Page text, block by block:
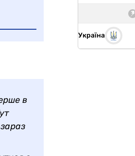
в
Україна